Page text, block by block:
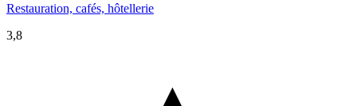
Restauration, cafés, hôtellerie
3,8